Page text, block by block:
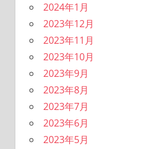
2024年1月
2023年12月
2023年11月
2023年10月
2023年9月
2023年8月
2023年7月
2023年6月
2023年5月